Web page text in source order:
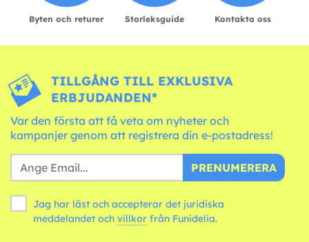
Byten och returer Storleksguide Kontakta oss
TILLGÅNG TILL EXKLUSIVA
ERBJUDANDEN*
Var den första att få veta om nyheter och
kampanjer genom att registrera din e-postadress!
PRENUMERERA
Jag har läst och accepterar det juridiska
meddelandet och villkor från Funidelia.